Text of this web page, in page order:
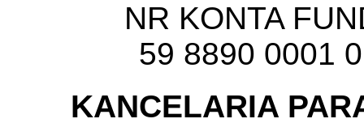
NR KONTA
59 8890 0001
KANCELARIA